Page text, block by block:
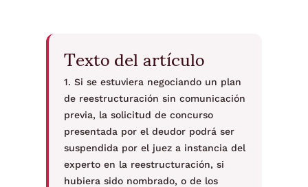
Texto del artículo
1. Si se estuviera negociando un plan
de reestructuración sin comunicación
previa, la solicitud de concurso
presentada por el deudor podrá ser
suspendida por el juez a instancia del
experto en la reestructuración, si
hubiera sido nombrado, o de los